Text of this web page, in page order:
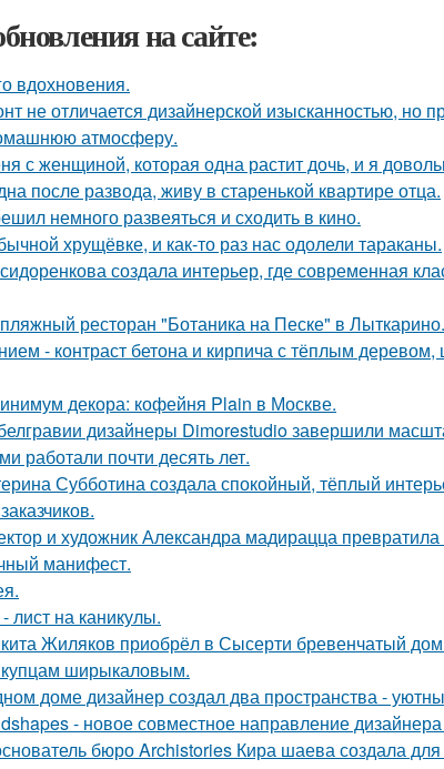
на сайте:
вдохновения.
не отличается дизайнерской изысканностью, но
атмосферу.
с женщиной, которая одна растит дочь, и я
после развода, живу в старенькой квартире отца.
немного развеяться и сходить в кино.
хрущёвке, и как-то раз нас одолели тараканы.
создала интерьер, где современная
ресторан "Ботаника на Песке" в Лыткарино.
- контраст бетона и кирпича с тёплым
декора: кофейня Plain в Москве.
дизайнеры Dimorestudio завершили
работали почти десять лет.
Субботина создала спокойный, тёплый
и художник Александра мадирацца
манифест.
лист на каникулы.
Жиляков приобрёл в Сысерти бревенчатый
ширыкаловым.
доме дизайнер создал два пространства -
- новое совместное направление
бюро Archistories Кира шаева создала